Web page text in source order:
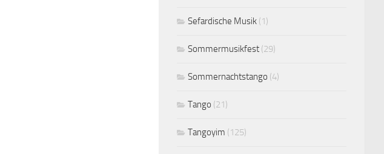
Sefardische Musik (1)
Sommermusikfest (29)
Sommernachtstango (4)
Tango (21)
Tangoyim (125)